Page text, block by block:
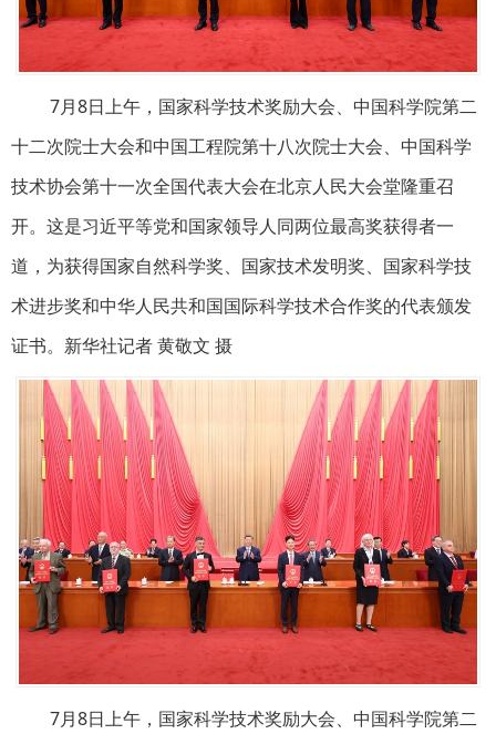
7月8日上午，国家科学技术奖励大会、中国科学院第二
十二次院士大会和中国工程院第十八次院士大会、中国科学
技术协会第十一次全国代表大会在北京人民大会堂隆重召
开。这是习近平等党和国家领导人同两位最高奖获得者一
道，为获得国家自然科学奖、国家技术发明奖、国家科学技
术进步奖和中华人民共和国国际科学技术合作奖的代表颁发
证书。新华社记者 黄敬文 摄
7月8日上午，国家科学技术奖励大会、中国科学院第二